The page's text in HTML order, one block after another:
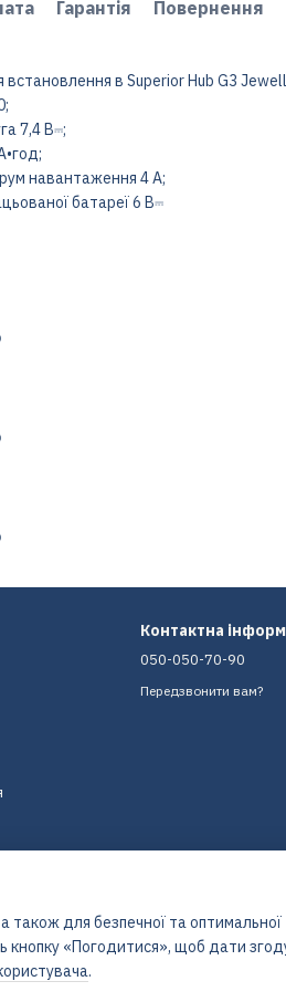
Гарантія
Повернення
встановлення в Superior Hub G3
7,4 В⎓;
навантаження 4 A;
батареї 6 В⎓
Контактна
050-050-70-90
Передзвонити вам?
також для безпечної та оптимальної
кнопку «Погодитися», щоб дати
.